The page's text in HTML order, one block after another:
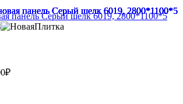
панель Серый шелк 6019, 2800*1100*5
₽